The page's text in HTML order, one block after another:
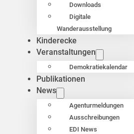
Downloads
Digitale
Wanderausstellung
Kinderecke
Veranstaltungen
Demokratiekalendar
Publikationen
News
Agenturmeldungen
Ausschreibungen
EDI News